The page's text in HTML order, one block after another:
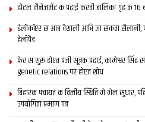
प्रश्न– खगेंद्र ठाकुर संग अहाँक विवाद
गौरीनाथ
ओ लेखन सँ जवाब नइँ द’क’ लीगल
लेखक केँ लिखै सँ थोड़े रोकल जा सकैत
प्रश्न– अहाँ पर आरोप लगैत रहल अछि जे
लेखक केँ छपबा सँ कतराइत छी?
होटल मैनेजमेंट क पढ़ाई करती बालिका गृह क 16
हेलीकॉप्टर स आब वैशाली आबि जा सकता सैलानी,
हेलीपैड
फेर स शुरू होएत पंजी सूत्रक पढाई, कामेश्वर सिंह
genetic relations पर होएत शोध
बिहारक पंचायत क वित्‍तीय स्थिति मे भेल सुधार,
उपयोगिता प्रमाण पत्र